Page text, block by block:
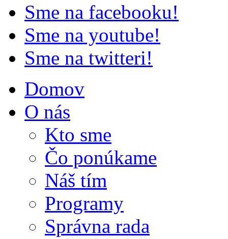
Sme na facebooku!
Sme na youtube!
Sme na twitteri!
Domov
O nás
Kto sme
Čo ponúkame
Náš tím
Programy
Správna rada